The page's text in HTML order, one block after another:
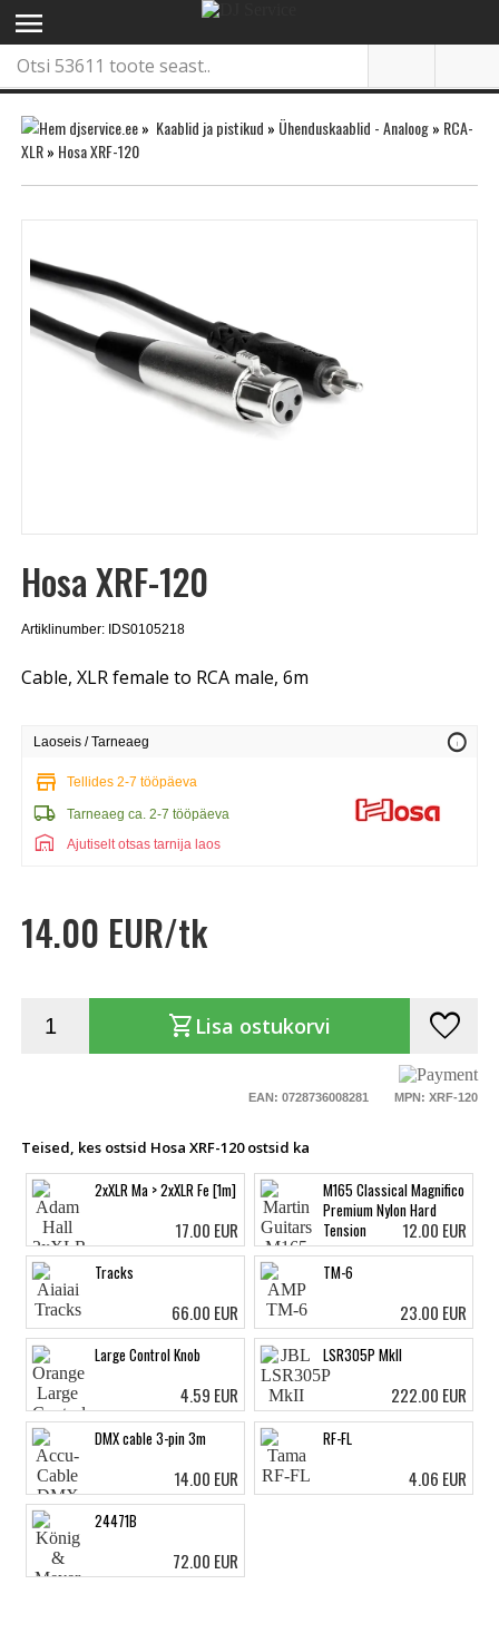
menu
» Kaablid ja pistikud » Ühenduskaablid - Analoog» RCA-
XLR» Hosa XRF-120
Hosa XRF-120
Artiklinumber: IDS0105218
Cable, XLR female to RCA male, 6m
Laoseis / Tarneaeg info
store Tellides 2-7 tööpäeva
local_shipping Tarneaeg ca. 2-7 tööpäeva
warehouse Ajutiselt otsas tarnija laos
14.00 EUR/tk
shopping_cart Lisa ostukorvi favorite
EAN: 0728736008281 MPN: XRF-120
Teised, kes ostsid Hosa XRF-120 ostsid ka
2xXLR Ma > 2xXLR Fe [1m]
17.00 EUR
M165 Classical Magnifico
Premium Nylon Hard
Tension
12.00 EUR
Tracks
66.00 EUR
TM-6
23.00 EUR
Large Control Knob
4.59 EUR
LSR305P MkII
222.00 EUR
DMX cable 3-pin 3m
14.00 EUR
RF-FL
4.06 EUR
24471B
72.00 EUR